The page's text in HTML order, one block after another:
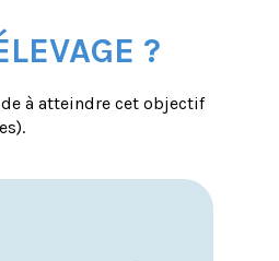
?
à atteindre cet objectif